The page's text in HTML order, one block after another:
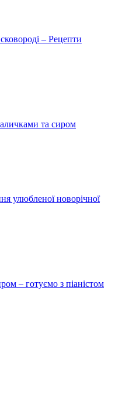
– Рецепти
та сиром
улюбленої новорічної
– готуємо з піаністом